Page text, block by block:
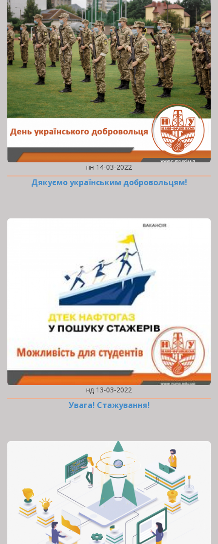
пн 14-03-2022
Дякуємо українським добровольцям!
нд 13-03-2022
Увага! Стажування!